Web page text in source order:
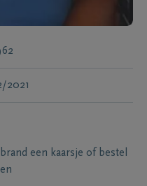
2021
een kaarsje of bestel